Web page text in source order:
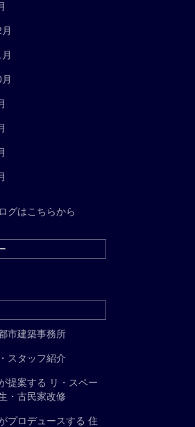
グはこちらから
市建築事務所
スタッフ紹介
提案する リ・スペー
・古民家改修
プロデュースする 住